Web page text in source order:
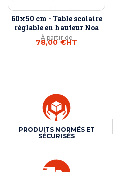
60x50 cm - Table scolaire
réglable en hauteur Noa
À partir de
78,00 €HT
PRODUITS NORMÉS ET
SÉCURISÉS